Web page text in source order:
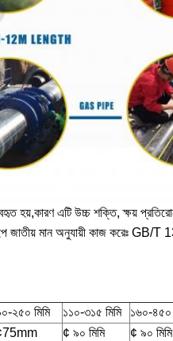
হয়,কারণ এটি উচ্চ শক্তি, ক্ষয়
জাতীয় মান অনুযায়ী কাজ করেঃ GB/
২৫০ মিমি ১১০-৩১৫ মিমি ১৬০-৪৫০
¢ ৯০ মিমি ¢ ৯০ মিমি